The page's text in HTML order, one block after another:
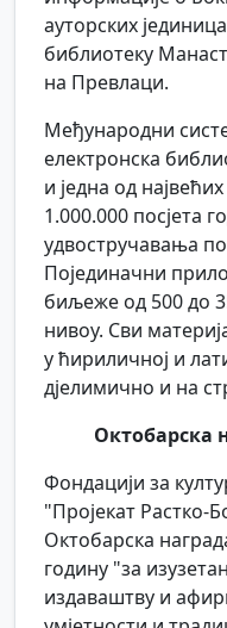
ауторских
библиотеку
на Превлаци.
Међународни
електронска
и једна од
1.000.000 посјета
удвостручавања
Појединачни
биљеже од 500 до
нивоу. Сви
у ћириличној и
дјелимично и на
Октобарска
Фондацији за
"Пројекат Растко-
Октобарска
годину "за
издаваштву и